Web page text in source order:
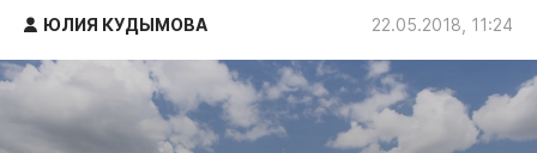
Спорт
Тульский бренд
Тула предпринимательская
ДоброЦентр
ЮЛИЯ КУДЫМОВА 22.05.2018, 11:24